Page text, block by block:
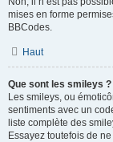
mises en forme
BBCodes.
Haut
Que sont les smileys ?
Les smileys, ou
sentiments avec un
liste complète des
Essayez toutefois de